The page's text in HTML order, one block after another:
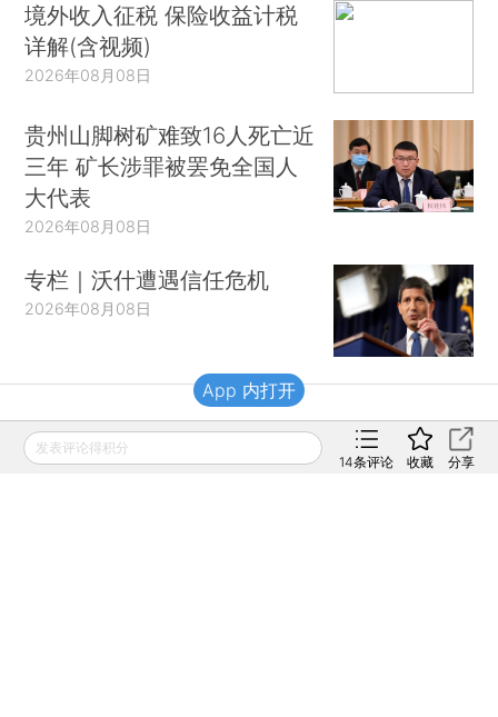
境外收入征税 保险收益计税
详解(含视频)
2026年08月08日
贵州山脚树矿难致16人死亡近
三年 矿长涉罪被罢免全国人
大代表
2026年08月08日
专栏｜沃什遭遇信任危机
2026年08月08日
财新移动
发表评论得积分
14条评论 收藏 分享
App 内打开